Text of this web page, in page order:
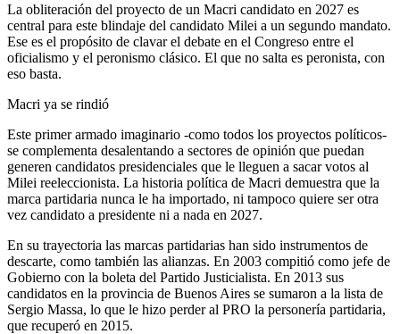
La obliteración del proyecto de un Macri candidato en 2027 es
central para este blindaje del candidato Milei a un segundo mandato.
Ese es el propósito de clavar el debate en el Congreso entre el
oficialismo y el peronismo clásico. El que no salta es peronista, con
eso basta.
Macri ya se rindió
Este primer armado imaginario -como todos los proyectos políticos-
se complementa desalentando a sectores de opinión que puedan
generen candidatos presidenciales que le lleguen a sacar votos al
Milei reeleccionista. La historia política de Macri demuestra que la
marca partidaria nunca le ha importado, ni tampoco quiere ser otra
vez candidato a presidente ni a nada en 2027.
En su trayectoria las marcas partidarias han sido instrumentos de
descarte, como también las alianzas. En 2003 compitió como jefe de
Gobierno con la boleta del Partido Justicialista. En 2013 sus
candidatos en la provincia de Buenos Aires se sumaron a la lista de
Sergio Massa, lo que le hizo perder al PRO la personería partidaria,
que recuperó en 2015.